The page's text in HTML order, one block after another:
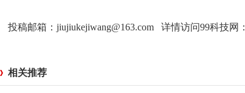
投稿邮箱：jiujiukejiwang@163.com 详情访问99科技网：
相关推荐